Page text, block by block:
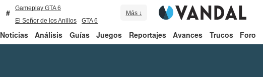
Gameplay GTA 6
El Señor de los Anillos
GTA 6
PS5
Más ↓
Noticias Análisis Guías Juegos Reportajes Avances Trucos Foro